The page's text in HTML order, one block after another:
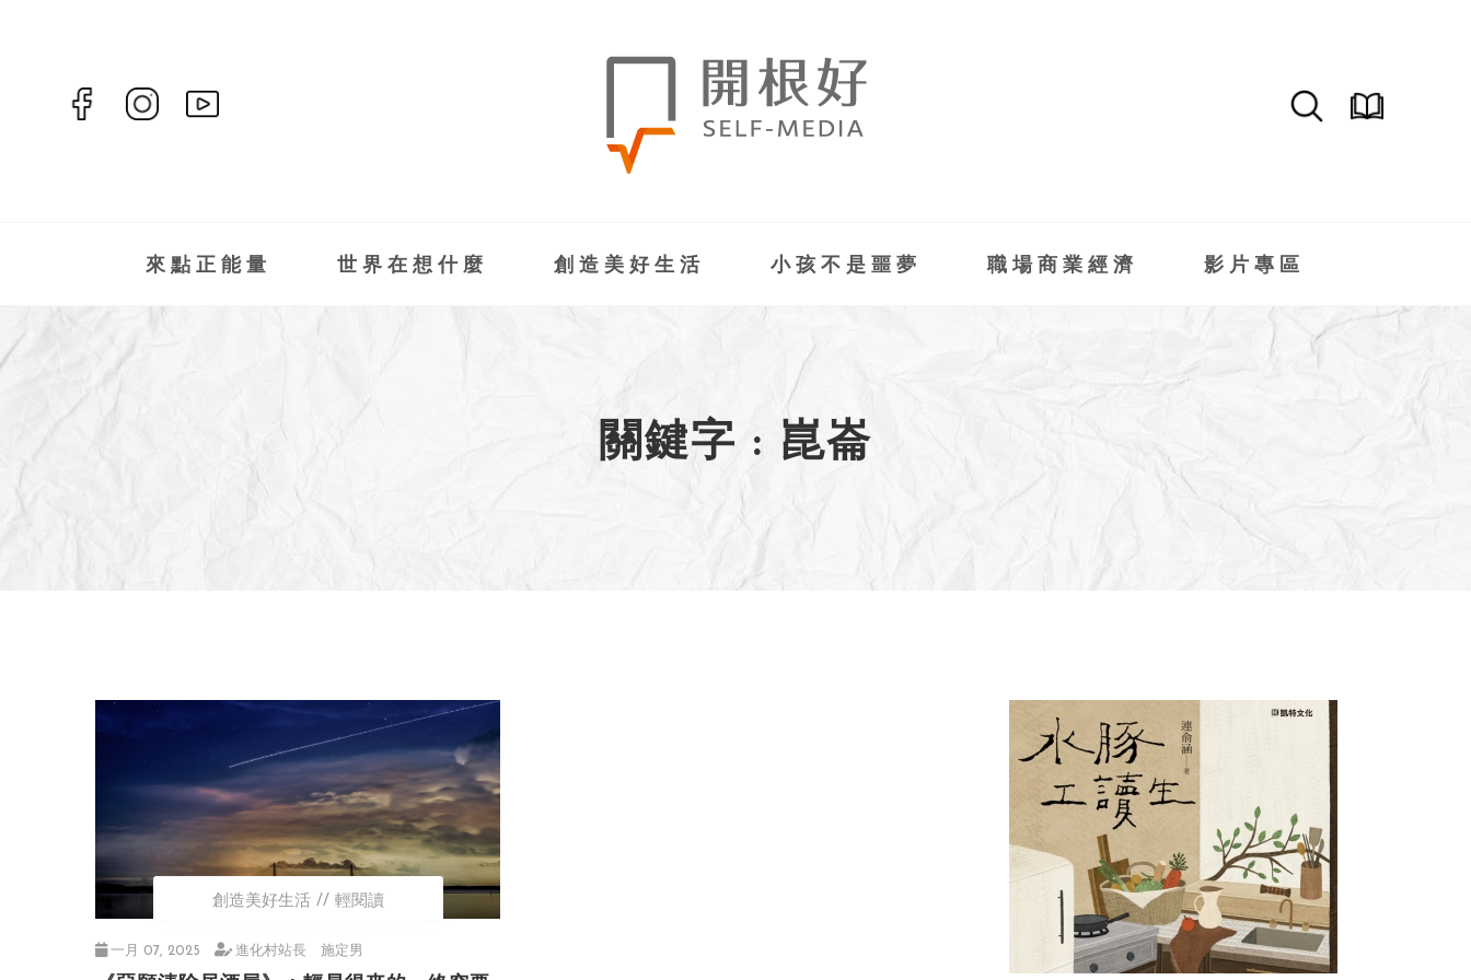
來點正能量 世界在想什麼 創造美好生活 小孩不是噩夢 職場商業經濟 影片專區
關鍵字 : 崑崙
創造美好生活 輕閱讀
一月 07, 2025 進化村站長 施定男